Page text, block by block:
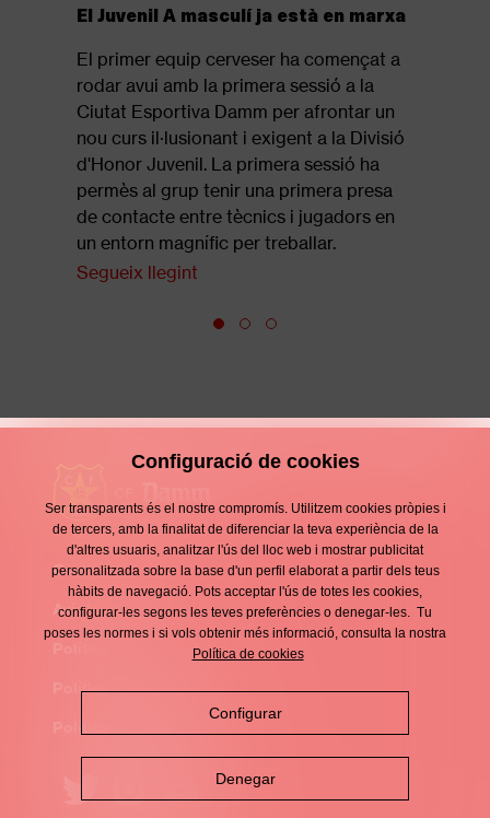
El Juvenil A masculí ja està en marxa
El primer equip cerveser ha començat a
rodar avui amb la primera sessió a la
Ciutat Esportiva Damm per afrontar un
nou curs il·lusionant i exigent a la Divisió
d'Honor Juvenil. La primera sessió ha
permès al grup tenir una primera presa
de contacte entre tècnics i jugadors en
un entorn magnífic per treballar.
Segueix llegint
Enllaços
d'interès
Contacte
Footer
Avís legal
Política de privacitat
Política de cookies
Configuració de cookies
Ser transparents és el nostre compromís. Utilitzem cookies pròpies i
de tercers, amb la finalitat de diferenciar la teva experiència de la
d'altres usuaris, analitzar l'ús del lloc web i mostrar publicitat
personalitzada sobre la base d'un perfil elaborat a partir dels teus
hàbits de navegació. Pots acceptar l'ús de totes les cookies,
configurar-les segons les teves preferències o denegar-les. Tu
poses les normes i si vols obtenir més informació, consulta la nostra
Política de cookies
Configurar
Denegar